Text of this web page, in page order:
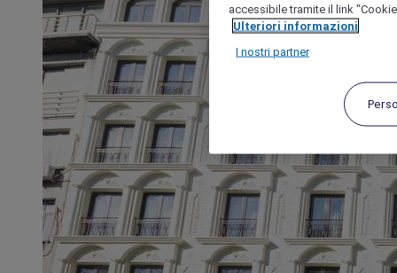
accessibile tramite il link
Ulteriori informazioni
I nostri partner